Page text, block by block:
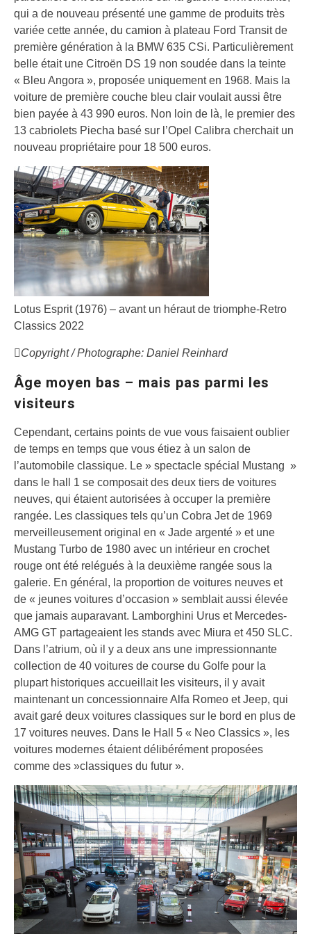
qui a de nouveau présenté une gamme de produits très
variée cette année, du camion à plateau Ford Transit de
première génération à la BMW 635 CSi. Particulièrement
belle était une Citroën DS 19 non soudée dans la teinte
« Bleu Angora », proposée uniquement en 1968. Mais la
voiture de première couche bleu clair voulait aussi être
bien payée à 43 990 euros. Non loin de là, le premier des
13 cabriolets Piecha basé sur l’Opel Calibra cherchait un
nouveau propriétaire pour 18 500 euros.
Lotus Esprit (1976) – avant un héraut de triomphe-Retro
Classics 2022
Copyright / Photographe: Daniel Reinhard
Âge moyen bas – mais pas parmi les
visiteurs
Cependant, certains points de vue vous faisaient oublier
de temps en temps que vous étiez à un salon de
l’automobile classique. Le » spectacle spécial Mustang »
dans le hall 1 se composait des deux tiers de voitures
neuves, qui étaient autorisées à occuper la première
rangée. Les classiques tels qu’un Cobra Jet de 1969
merveilleusement original en « Jade argenté » et une
Mustang Turbo de 1980 avec un intérieur en crochet
rouge ont été relégués à la deuxième rangée sous la
galerie. En général, la proportion de voitures neuves et
de « jeunes voitures d’occasion » semblait aussi élevée
que jamais auparavant. Lamborghini Urus et Mercedes-
AMG GT partageaient les stands avec Miura et 450 SLC.
Dans l’atrium, où il y a deux ans une impressionnante
collection de 40 voitures de course du Golfe pour la
plupart historiques accueillait les visiteurs, il y avait
maintenant un concessionnaire Alfa Romeo et Jeep, qui
avait garé deux voitures classiques sur le bord en plus de
17 voitures neuves. Dans le Hall 5 « Neo Classics », les
voitures modernes étaient délibérément proposées
comme des »classiques du futur ».